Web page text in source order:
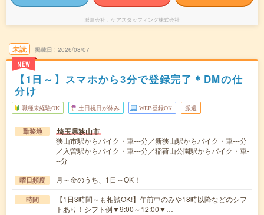
派遣会社 ケアスタッフィング株式会社
未読
NEW
掲載日 2026/08/07
【1日～】スマホから3分で登録完了＊DMの仕
分け
職種未経験OK 土日祝日が休み WEB登録OK 派遣
勤務地 埼玉県狭山市
狭山市駅からバイク・車---分／新狭山駅からバイク・車---分
／入曽駅からバイク・車---分／稲荷山公園駅からバイク・車-
--分
曜日頻度 月～金のうち、1日～OK！
時間
【1日3時間～も相談OK!】午前中のみや18時以降などのシフ
トあり！シフト例▼9:00～12:00▼…